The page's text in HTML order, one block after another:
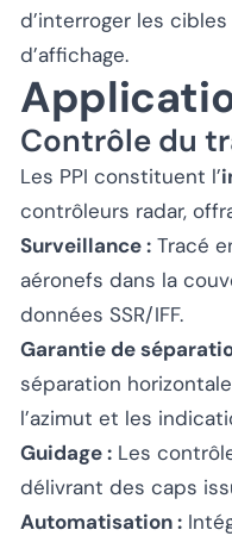
d’interroger les
d’affichage.
Contrôle du
Les PPI constituent l’
contrôleurs radar,
Surveillance : Tracé
aéronefs dans la
données SSR/IFF.
Garantie de
séparation
l’azimut et les
Guidage : Les
délivrant des caps
Automatisation :